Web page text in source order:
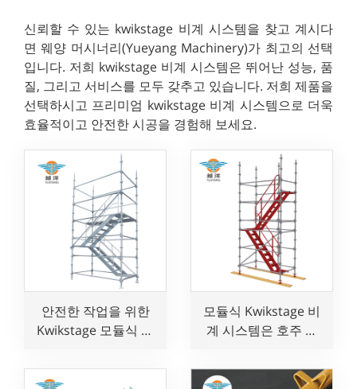
신뢰할 수 있는 kwikstage 비계 시스템을 찾고 계시다
면 웨양 머시너리(Yueyang Machinery)가 최고의 선택
입니다. 저희 kwikstage 비계 시스템은 뛰어난 성능, 품
질, 그리고 서비스를 모두 갖추고 있습니다. 저희 제품을
선택하시고 프리미엄 kwikstage 비계 시스템으로 더욱
효율적이고 안전한 시공을 경험해 보세요.
안전한 작업을 위한
Kwikstage 모듈식 비
모듈식 Kwikstage 비
계 시스템은 호주 건
합니다.